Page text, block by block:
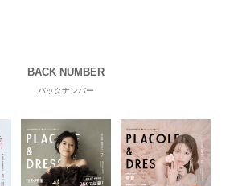
BACK NUMBER
バックナンバー